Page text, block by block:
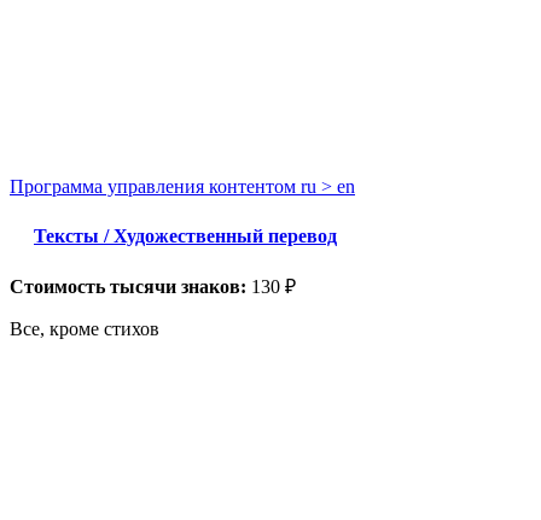
Программа управления контентом ru > en
Тексты / Художественный перевод
Стоимость тысячи знаков: 130 ₽
Все, кроме стихов